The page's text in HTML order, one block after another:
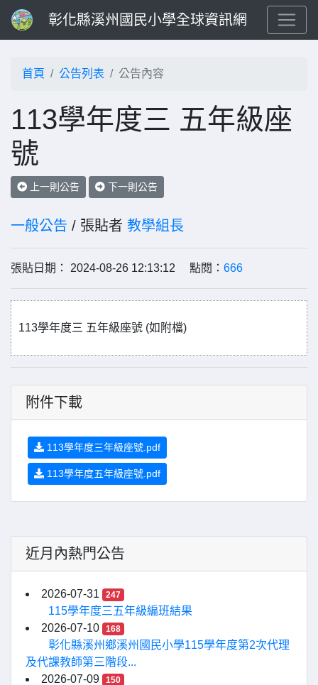
彰化縣溪州國民小學全球資訊網
首頁 公告列表 公告內容
113學年度三 五年級座
號
上一則公告 下一則公告
一般公告 / 張貼者 教學組長
張貼日期： 2024-08-26 12:13:12 點閱： 666
113學年度三 五年級座號 (如附檔)
附件下載
113學年度三年級座號.pdf
113學年度五年級座號.pdf
近月內熱門公告
2026-07-31 247
115學年度三五年級編班結果
2026-07-10
168
彰化縣溪州鄉溪州國民小學115學年度第2次代理
及代課教師第三階段...
2026-07-09
150